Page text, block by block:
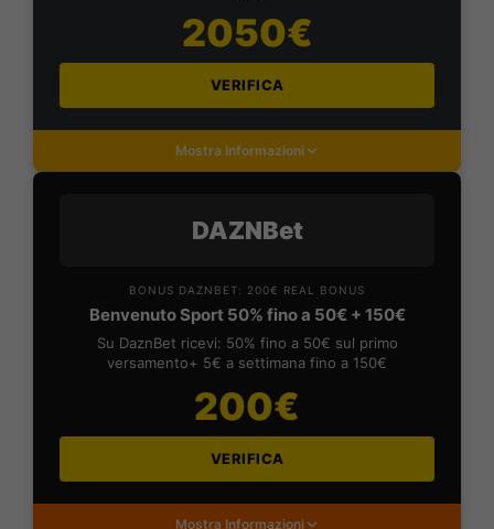
2050€
VERIFICA
Mostra Informazioni
DAZNBet
BONUS DAZNBET: 200€ REAL BONUS
Benvenuto Sport 50% fino a 50€ + 150€
Su DaznBet ricevi: 50% fino a 50€ sul primo
versamento+ 5€ a settimana fino a 150€
200€
VERIFICA
Mostra Informazioni